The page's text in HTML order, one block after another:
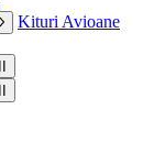
Kituri Avioane